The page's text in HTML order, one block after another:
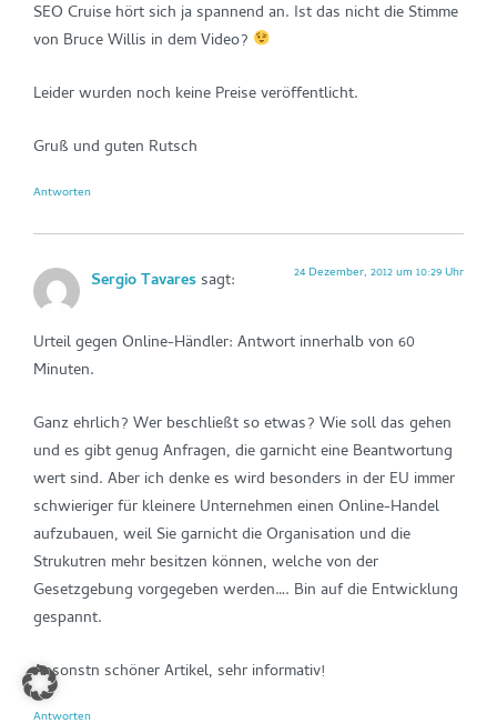
SEO Cruise hört sich ja spannend an. Ist das nicht die Stimme
von Bruce Willis in dem Video?
Leider wurden noch keine Preise veröffentlicht.
Gruß und guten Rutsch
Antworten
Sergio Tavaressagt: 24 Dezember, 2012 um 10:29 Uhr
Urteil gegen Online-Händler: Antwort innerhalb von 60
Minuten.
Ganz ehrlich? Wer beschließt so etwas? Wie soll das gehen
und es gibt genug Anfragen, die garnicht eine Beantwortung
wert sind. Aber ich denke es wird besonders in der EU immer
schwieriger für kleinere Unternehmen einen Online-Handel
aufzubauen, weil Sie garnicht die Organisation und die
Strukutren mehr besitzen können, welche von der
Gesetzgebung vorgegeben werden…. Bin auf die Entwicklung
gespannt.
Ansonstn schöner Artikel, sehr informativ!
Antworten